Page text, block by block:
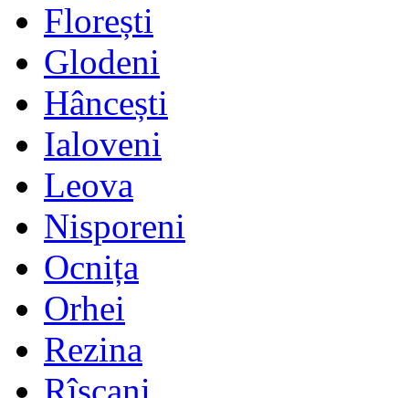
Florești
Glodeni
Hâncești
Ialoveni
Leova
Nisporeni
Ocnița
Orhei
Rezina